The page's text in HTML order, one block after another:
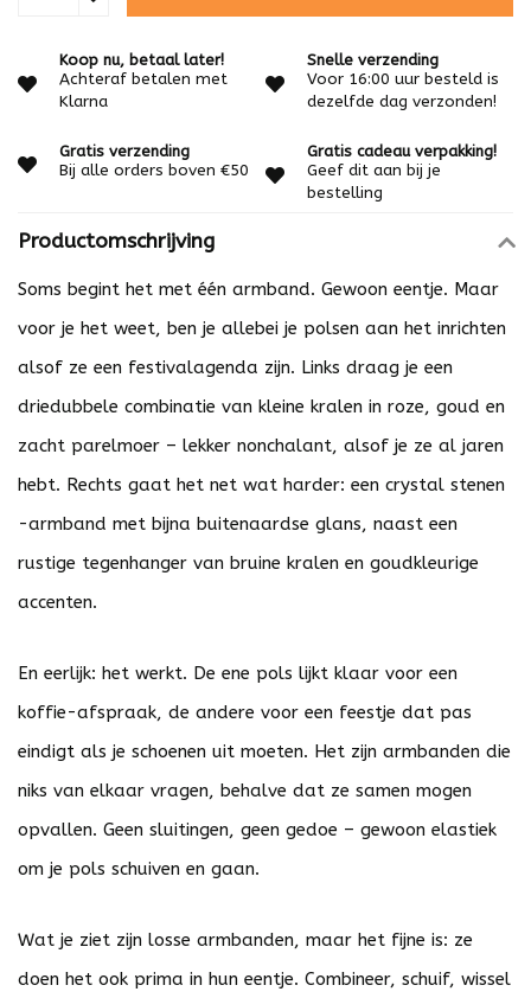
Koop nu, betaal later!
Achteraf betalen met
Klarna
Snelle verzending
Voor 16:00 uur besteld is
dezelfde dag verzonden!
Gratis verzending
Bij alle orders boven €50
Gratis cadeau verpakking!
Geef dit aan bij je
bestelling
Productomschrijving
Soms begint het met één armband. Gewoon eentje. Maar
voor je het weet, ben je allebei je polsen aan het inrichten
alsof ze een festivalagenda zijn. Links draag je een
driedubbele combinatie van kleine kralen in roze, goud en
zacht parelmoer – lekker nonchalant, alsof je ze al jaren
hebt. Rechts gaat het net wat harder: een crystal stenen
-armband met bijna buitenaardse glans, naast een
rustige tegenhanger van bruine kralen en goudkleurige
accenten.
En eerlijk: het werkt. De ene pols lijkt klaar voor een
koffie-afspraak, de andere voor een feestje dat pas
eindigt als je schoenen uit moeten. Het zijn armbanden die
niks van elkaar vragen, behalve dat ze samen mogen
opvallen. Geen sluitingen, geen gedoe – gewoon elastiek
om je pols schuiven en gaan.
Wat je ziet zijn losse armbanden, maar het fijne is: ze
doen het ook prima in hun eentje. Combineer, schuif, wissel